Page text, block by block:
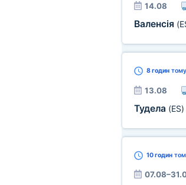
14.08
Валенсія
8 годинтому
13.08
Тудела (ES)
10 годин